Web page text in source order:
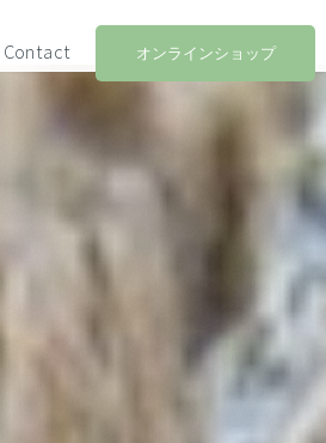
Contact オンラインショップ